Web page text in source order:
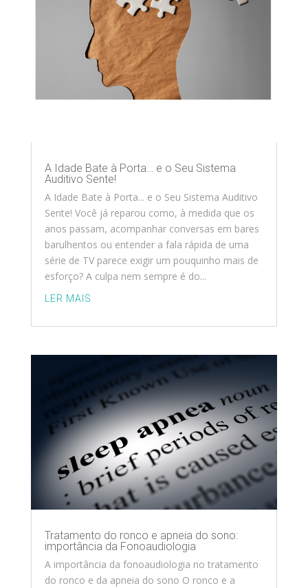
A Idade Bate à Porta… e o Seu Sistema
Auditivo Sente!
A Idade Bate à Porta... e o Seu Sistema Auditivo
Sente! Você já reparou como, à medida que os
anos passam, acompanhar conversas em bares
barulhentos ou entender a fala rápida de uma
série de TV parece exigir um pouquinho mais de
esforço? A culpa nem sempre é do...
LER MAIS
Tratamento do ronco e apneia do sono:
importância da Fonoaudiologia
A importância da fonoaudiologia no tratamento
do ronco e da apneia do sono O ronco e a